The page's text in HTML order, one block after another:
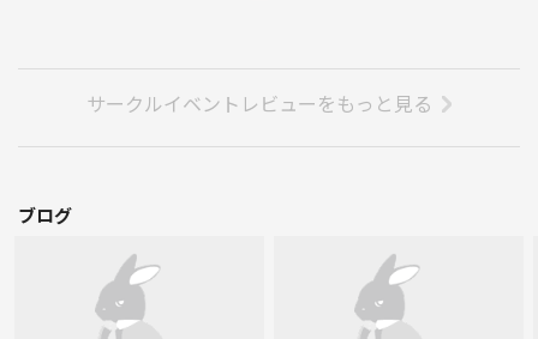
サークルイベントレビューをもっと見る
ブログ